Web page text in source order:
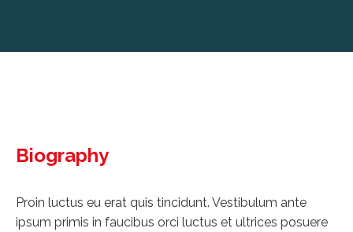
Biography
Proin luctus eu erat quis tincidunt. Vestibulum ante
ipsum primis in faucibus orci luctus et ultrices posuere